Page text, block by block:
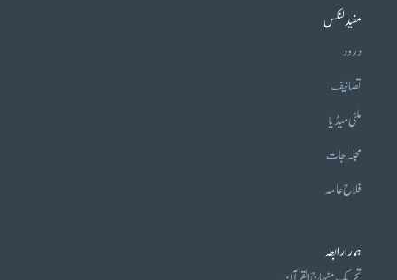
مفید لنکس
درود
تصانیف
ملٹی میڈیا
مجلہ جات
فلاح عامہ
ہمارا رابطہ